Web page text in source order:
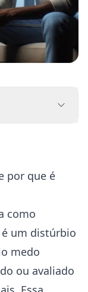
por que é
como
é um distúrbio
medo
ou avaliado